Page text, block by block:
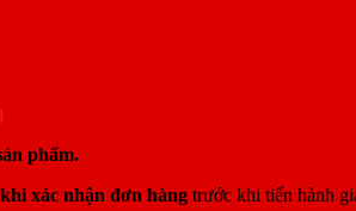
phẩm.
xác nhận đơn hàng trước khi tiến hành